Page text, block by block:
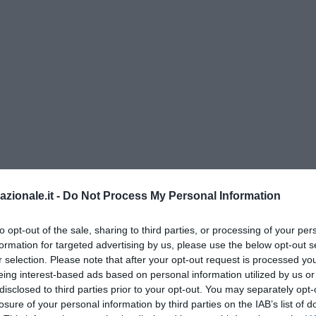
- Do Not Process My Personal Information
opt-out of the sale, sharing to third parties, or processing of your
for targeted advertising by us, please use the below opt-out
selection. Please note that after your opt-out request is processed
interest-based ads based on personal information utilized by us
to third parties prior to your opt-out. You may separately
of your personal information by third parties on the IAB’s list of
quotidiana è senza precedenti», le parole
Tass, Lavrov era intervenuto ad un vertice ministeriale.
sarebbe solo l’allargamento Nato in quella che veniva percepita
ma una vera e propriacultura della cancellazione: «L’Occidente